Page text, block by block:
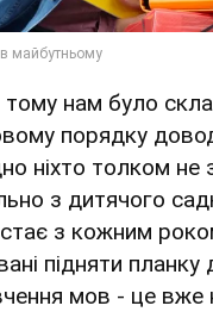
нам було
порядку
ніхто толком не
з дитячого
з кожним
підняти планку
мов - це вже